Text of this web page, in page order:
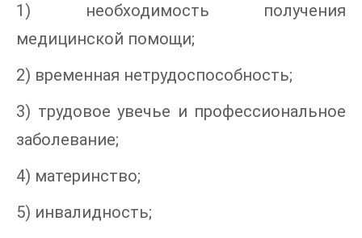
1) необходимость получения
медицинской помощи;
2) временная нетрудоспособность;
3) трудовое увечье и профессиональное
заболевание;
4) материнство;
5) инвалидность;